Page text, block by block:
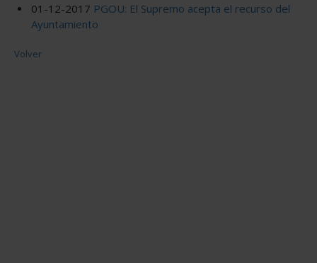
01-12-2017 PGOU: El Supremo acepta el recurso del
Ayuntamiento
Volver